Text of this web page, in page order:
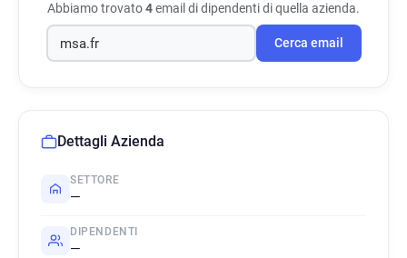
Abbiamo trovato4email di dipendenti di quella azienda.
Cerca email
Dettagli Azienda
SETTORE
—
DIPENDENTI
—